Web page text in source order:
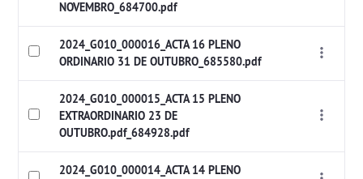
NOVEMBRO_684700.pdf
2024_G010_000016_ACTA 16 PLENO
ORDINARIO 31 DE OUTUBRO_685580.pdf
2024_G010_000015_ACTA 15 PLENO
EXTRAORDINARIO 23 DE
OUTUBRO.pdf_684928.pdf
2024_G010_000014_ACTA 14 PLENO